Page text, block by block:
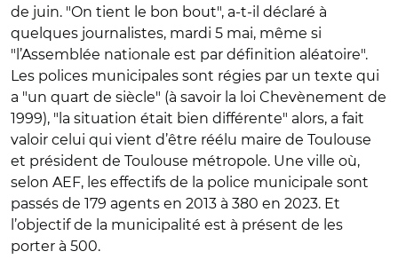
de juin. "On tient le bon bout", a-t-il déclaré à
quelques journalistes, mardi 5 mai, même si
"l’Assemblée nationale est par définition aléatoire".
Les polices municipales sont régies par un texte qui
a "un quart de siècle" (à savoir la loi Chevènement de
1999), "la situation était bien différente" alors, a fait
valoir celui qui vient d’être réélu maire de Toulouse
et président de Toulouse métropole. Une ville où,
selon AEF, les effectifs de la police municipale sont
passés de 179 agents en 2013 à 380 en 2023. Et
l’objectif de la municipalité est à présent de les
porter à 500.